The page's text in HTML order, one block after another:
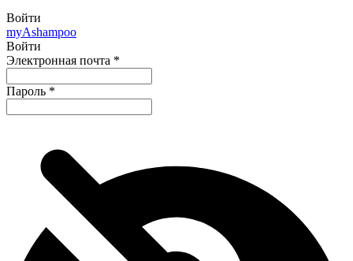
Войти
myAshampoo
Войти
Электронная почта *
Пароль *